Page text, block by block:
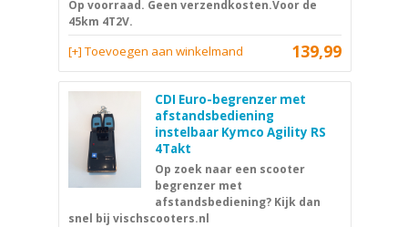
Op voorraad. Geen verzendkosten.Voor de
45km 4T2V.
139,99
[+] Toevoegen aan winkelmand
CDI Euro-begrenzer met
afstandsbediening
instelbaar Kymco Agility RS
4Takt
Op zoek naar een scooter
begrenzer met
afstandsbediening? Kijk dan
snel bij vischscooters.nl